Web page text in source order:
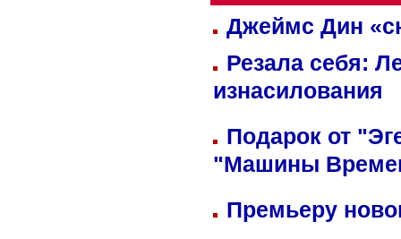
Джеймс Дин
Резала себя:
изнасилования
Подарок от
"Машины
Премьеру